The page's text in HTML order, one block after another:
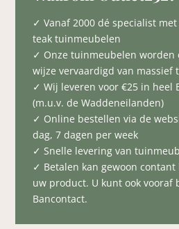
✓ Vanaf 2000 dé specialist
teak tuinmeubelen
✓ Onze tuinmeubelen worden
wijze vervaardigd van
✓ Wij leveren voor €25 in heel
(m.u.v. de Waddeneilanden)
✓ Online bestellen via de
dag, 7 dagen per week
✓ Snelle levering van
✓ Betalen kan gewoon
uw product. U kunt ook vooraf
Bancontact.